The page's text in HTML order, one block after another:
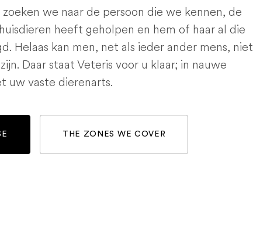
we naar de persoon die we kennen, de
heeft geholpen en hem of haar al die
Helaas kan men, net als ieder ander mens, niet
Daar staat Veteris voor u klaar; in nauwe
uw vaste dierenarts.
THE ZONES WE COVER